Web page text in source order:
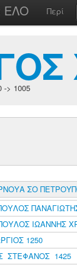
ΕΛΟ Περί
-> 1005
ΣΟ
ΙΩΑΝΝΗΣ
1250
ΣΤΕΦΑΝΟΣ 1425